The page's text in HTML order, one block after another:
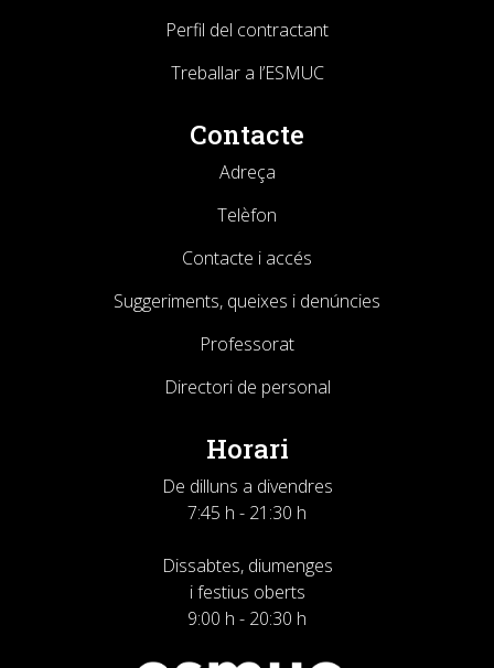
Perfil del contractant
Treballar a l’ESMUC
Contacte
Adreça
Telèfon
Contacte i accés
Suggeriments, queixes i denúncies
Professorat
Directori de personal
Horari
De dilluns a divendres
7:45 h - 21:30 h
Dissabtes, diumenges
i festius oberts
9:00 h - 20:30 h